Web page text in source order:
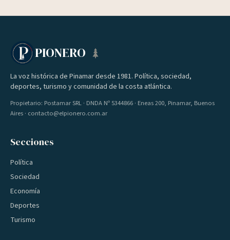
PIONERO
La voz histórica de Pinamar desde 1981. Política, sociedad,
deportes, turismo y comunidad de la costa atlántica.
Propietario: Postamar SRL · DNDA Nº 5344866 · Eneas 200, Pinamar, Buenos
Aires · contacto@elpionero.com.ar
Secciones
Política
Sociedad
Economía
Deportes
Turismo